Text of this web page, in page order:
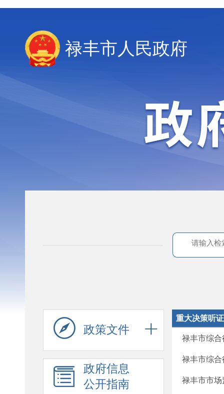
禄丰市人民政府
政策文件
政府信息
公开指南
重大决策听
禄丰市综合
禄丰市综
禄丰市市场